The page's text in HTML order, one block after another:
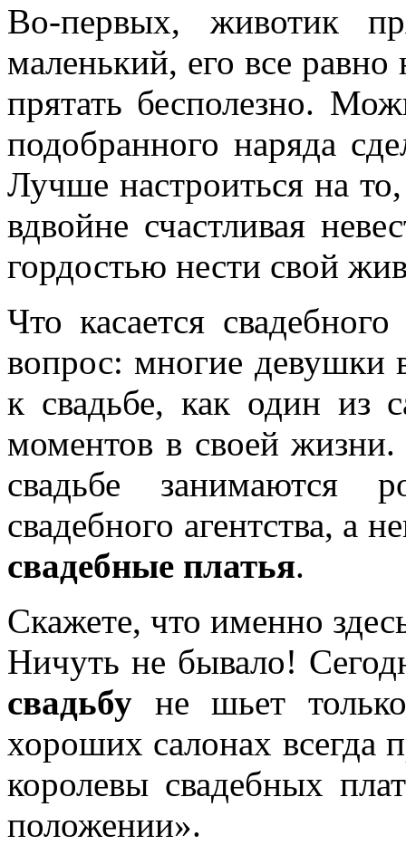
Во-первых, животик
маленький, его все
прятать бесполезно.
подобранного наряда
Лучше настроиться на
вдвойне счастливая
гордостью нести свой
Что касается
вопрос: многие девушки
к свадьбе, как один из
моментов в своей жизни.
свадьбе занимаются
свадебного агентства, а
свадебные платья.
Скажете, что именно
Ничуть не бывало!
свадьбу не шьет
хороших салонах всегда
королевы свадебных
положении».